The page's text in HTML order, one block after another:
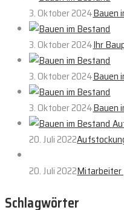
3. Oktober 2024Bauen
3. Oktober 2024Ihr
3. Oktober 2024Bauen
3. Oktober 2024Bauen
20. Juli 2022
20. Juli 2022Mitarbeiter
Schlagwörter